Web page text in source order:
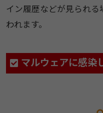
イン履歴などが見られ
われます。
マルウェアに感染